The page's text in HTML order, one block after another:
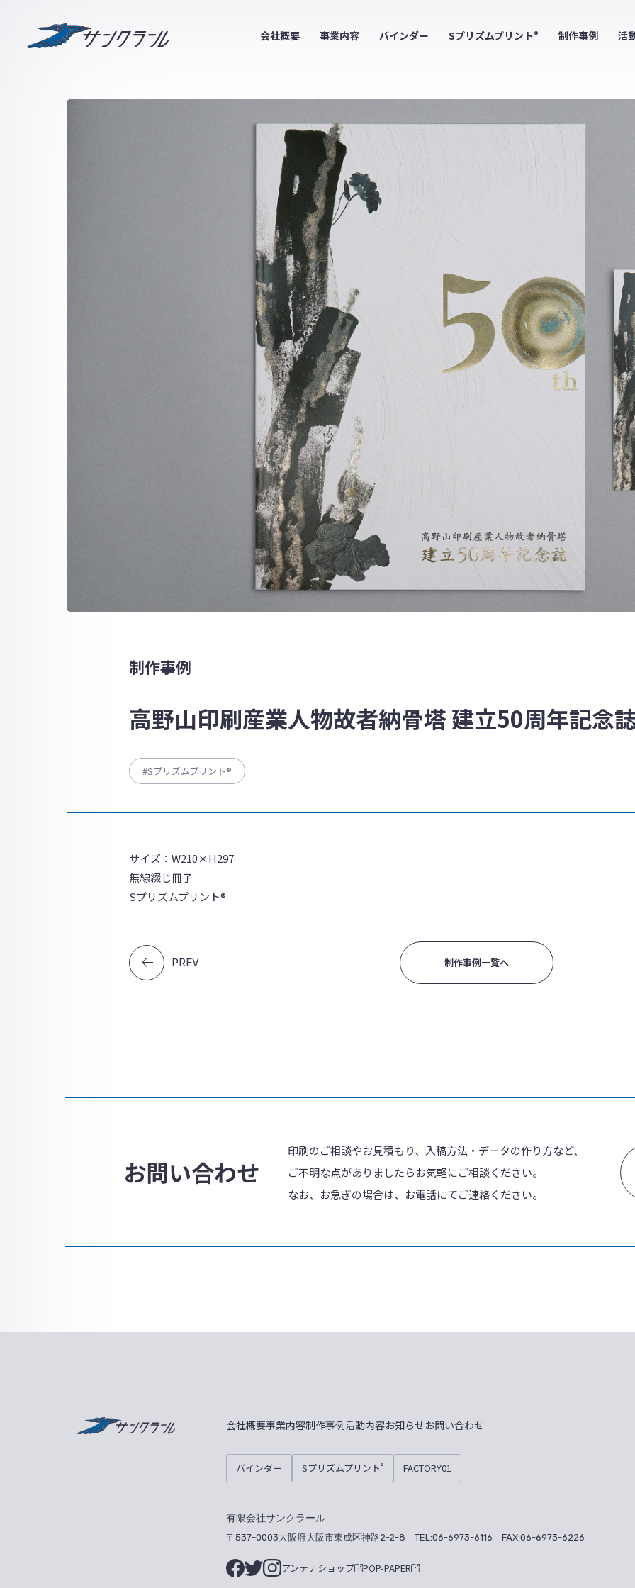
会社概要 事業内容 バインダー Sプリズムプリント® 制作事例 活
制作事例
高野山印刷産業人物故者納骨塔 建立50周年記念
#Sプリズムプリント®
サイズ：W210×H297
無線綴じ冊子
Sプリズムプリント®︎
PREV 制作事例一覧へ
お問い合わせ
印刷のご相談やお見積もり、入稿方法・データの作り方など、
ご不明な点がありましたらお気軽にご相談ください。
なお、お急ぎの場合は、お電話にてご連絡ください。
サンクラール
会社概要事業内容制作事例活動内容お知らせお問い合わせ
バインダー Sプリズムプリント® FACTORY01
有限会社サンクラール
〒537-0003大阪府大阪市東成区神路2-2-8 TEL:06-6973-6116 FAX:06-6973-6226
アンテナショップ POP-PAPER